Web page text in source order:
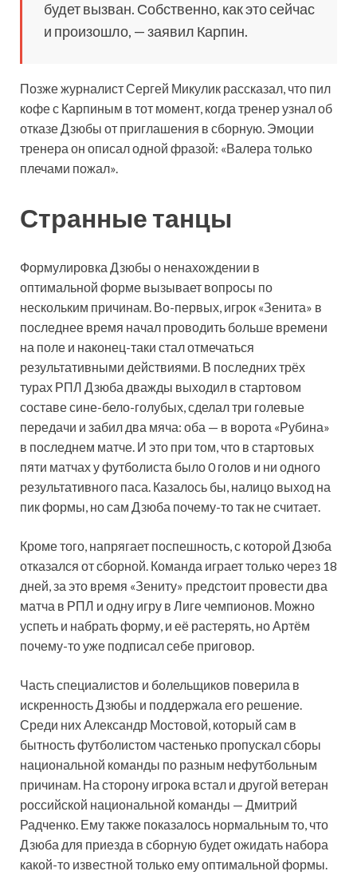
будет вызван. Собственно, как это сейчас
и произошло, — заявил Карпин.
Позже журналист Сергей Микулик рассказал, что пил
кофе с Карпиным в тот момент, когда тренер узнал об
отказе Дзюбы от приглашения в сборную. Эмоции
тренера он описал одной фразой: «Валера только
плечами пожал».
Странные танцы
Формулировка Дзюбы о ненахождении в
оптимальной форме вызывает вопросы по
нескольким причинам. Во-первых, игрок «Зенита» в
последнее время начал проводить больше времени
на поле и наконец-таки стал отмечаться
результативными действиями. В последних трёх
турах РПЛ Дзюба дважды выходил в стартовом
составе сине-бело-голубых, сделал три голевые
передачи и забил два мяча: оба — в ворота «Рубина»
в последнем матче. И это при том, что в стартовых
пяти матчах у футболиста было 0 голов и ни одного
результативного паса. Казалось бы, налицо выход на
пик формы, но сам Дзюба почему-то так не считает.
Кроме того, напрягает поспешность, с которой Дзюба
отказался от сборной. Команда играет только через 18
дней, за это время «Зениту» предстоит провести два
матча в РПЛ и одну игру в Лиге чемпионов. Можно
успеть и набрать форму, и её растерять, но Артём
почему-то уже подписал себе приговор.
Часть специалистов и болельщиков поверила в
искренность Дзюбы и поддержала его решение.
Среди них Александр Мостовой, который сам в
бытность футболистом частенько пропускал сборы
национальной команды по разным нефутбольным
причинам. На сторону игрока встал и другой ветеран
российской национальной команды — Дмитрий
Радченко. Ему также показалось нормальным то, что
Дзюба для приезда в сборную будет ожидать набора
какой-то известной только ему оптимальной формы.